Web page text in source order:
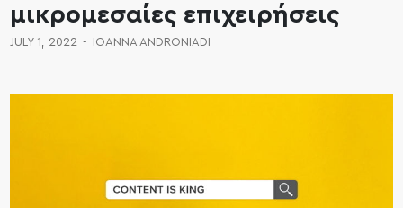
μικρομεσαίες επιχειρήσεις
JULY 1, 2022 - IOANNA ANDRONIADI